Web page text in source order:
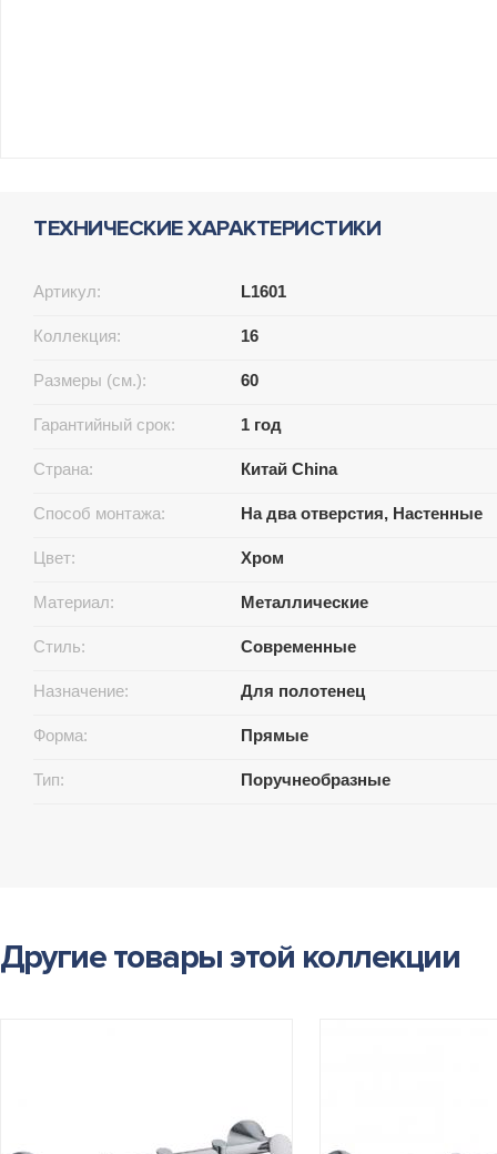
ТЕХНИЧЕСКИЕ ХАРАКТЕРИСТИКИ
Артикул: L1601
Коллекция: 16
Размеры (см.): 60
Гарантийный срок: 1 год
Страна: Китай China
Способ монтажа: На два отверстия, Настенные
Цвет: Хром
Материал: Металлические
Стиль: Современные
Назначение: Для полотенец
Форма: Прямые
Тип: Поручнеобразные
Другие товары этой коллекции